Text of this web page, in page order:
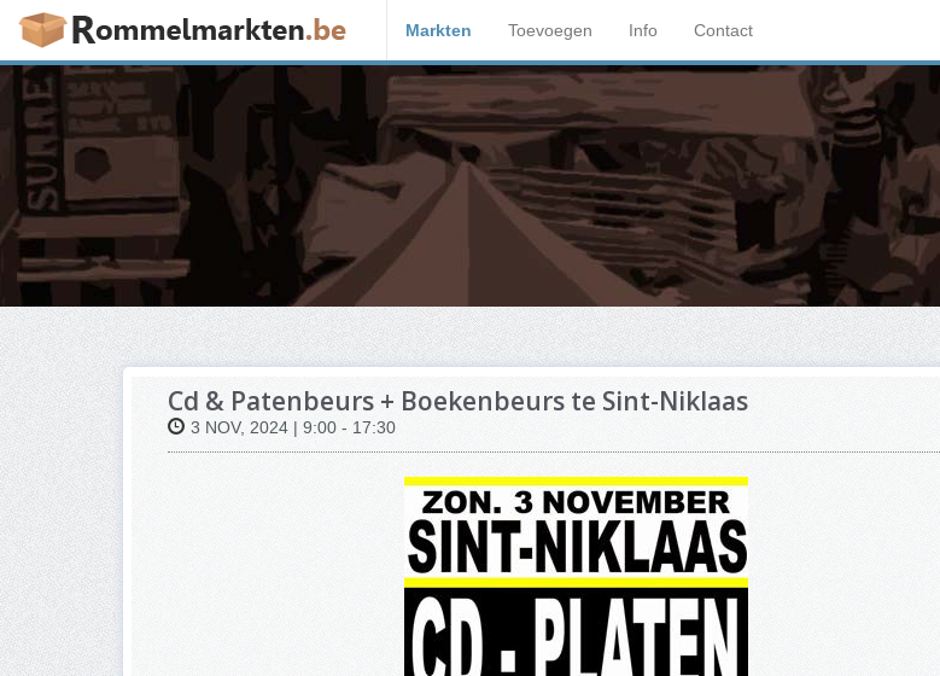
Markten Toevoegen Info Contact
Cd & Patenbeurs + Boekenbeurs te Sint-Niklaas
3 NOV, 2024 | 9:00 - 17:30